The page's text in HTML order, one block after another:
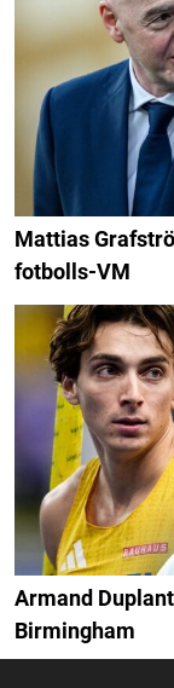
Mattias
fotbolls-VM
Armand
Birmingham